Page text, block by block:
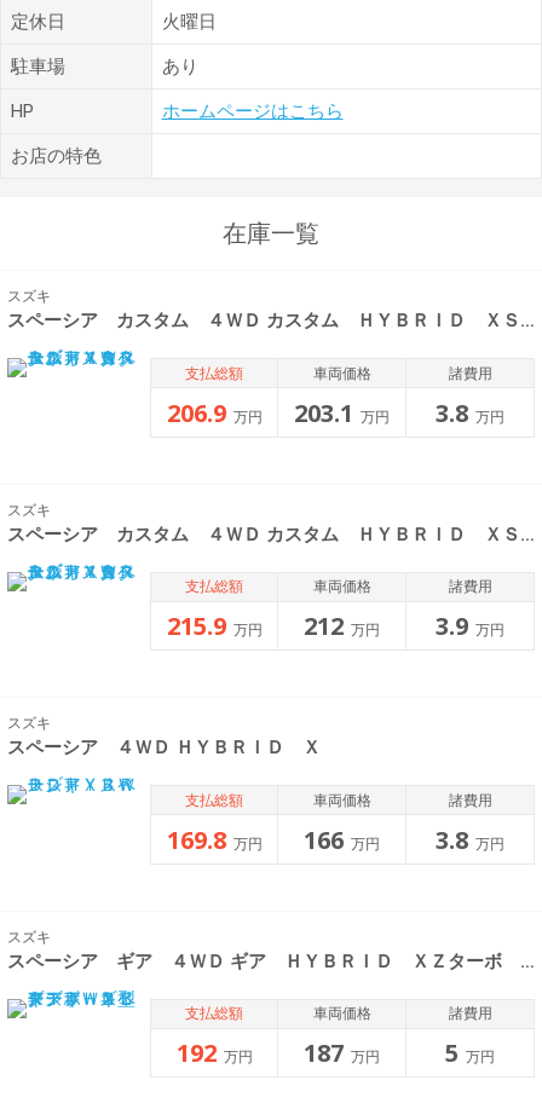
定休日 火曜日
駐車場 あり
HP ホームページはこちら
お店の特色
在庫一覧
スズキ
スペーシア カスタム ４ＷＤ カスタム ＨＹＢＲＩＤ ＸＳターボ
支払総額
206.9 万円
車両価格
203.1 万円
諸費用
3.8 万円
スズキ
スペーシア カスタム ４ＷＤ カスタム ＨＹＢＲＩＤ ＸＳターボ
支払総額
215.9 万円
車両価格
212 万円
諸費用
3.9 万円
スズキ
スペーシア ４ＷＤ ＨＹＢＲＩＤ Ｘ
支払総額
169.8 万円
車両価格
166 万円
諸費用
3.8 万円
スズキ
スペーシア ギア ４ＷＤ ギア ＨＹＢＲＩＤ ＸＺターボ ３型
支払総額
192 万円
車両価格
187 万円
諸費用
5 万円